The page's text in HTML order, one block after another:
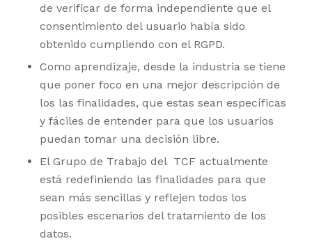
de verificar de forma independiente que el
consentimiento del usuario había sido
obtenido cumpliendo con el RGPD.
Como aprendizaje, desde la industria se tiene
que poner foco en una mejor descripción de
los las finalidades, que estas sean específicas
y fáciles de entender para que los usuarios
puedan tomar una decisión libre.
El Grupo de Trabajo del TCF actualmente
está redefiniendo las finalidades para que
sean más sencillas y reflejen todos los
posibles escenarios del tratamiento de los
datos.